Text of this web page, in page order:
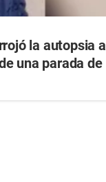
la autopsia a
una parada de